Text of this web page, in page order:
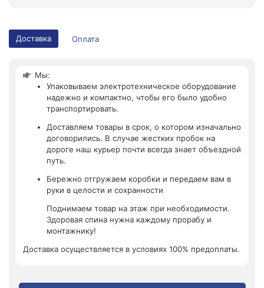
Доставка Оплата
Мы:
Упаковываем электротехническое оборудование
надежно и компактно, чтобы его было удобно
транспортировать.
Доставляем товары в срок, о котором изначально
договорились. В случае жестких пробок на
дороге наш курьер почти всегда знает объездной
путь.
Бережно отгружаем коробки и передаем вам в
руки в целости и сохранности
Поднимаем товар на этаж при необходимости.
Здоровая спина нужна каждому прорабу и
монтажнику!
Доставка осуществляется в условиях 100% предоплаты.